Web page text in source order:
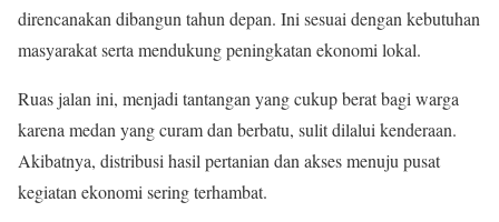
direncanakan dibangun tahun depan. Ini sesuai dengan kebutuhan
masyarakat serta mendukung peningkatan ekonomi lokal.
Ruas jalan ini, menjadi tantangan yang cukup berat bagi warga
karena medan yang curam dan berbatu, sulit dilalui kenderaan.
Akibatnya, distribusi hasil pertanian dan akses menuju pusat
kegiatan ekonomi sering terhambat.